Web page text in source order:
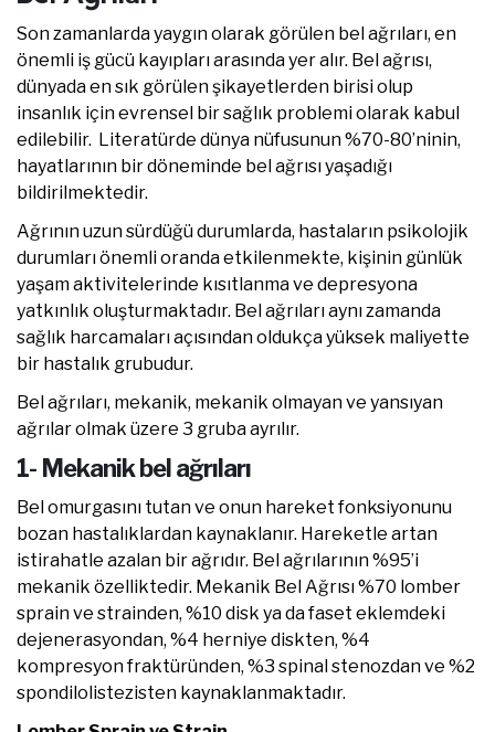
Son zamanlarda yaygın olarak görülen bel ağrıları, en
önemli iş gücü kayıpları arasında yer alır. Bel ağrısı,
dünyada en sık görülen şikayetlerden birisi olup
insanlık için evrensel bir sağlık problemi olarak kabul
edilebilir. Literatürde dünya nüfusunun %70-80’ninin,
hayatlarının bir döneminde bel ağrısı yaşadığı
bildirilmektedir.
Ağrının uzun sürdüğü durumlarda, hastaların psikolojik
durumları önemli oranda etkilenmekte, kişinin günlük
yaşam aktivitelerinde kısıtlanma ve depresyona
yatkınlık oluşturmaktadır. Bel ağrıları aynı zamanda
sağlık harcamaları açısından oldukça yüksek maliyette
bir hastalık grubudur.
Bel ağrıları, mekanik, mekanik olmayan ve yansıyan
ağrılar olmak üzere 3 gruba ayrılır.
1- Mekanik bel ağrıları
Bel omurgasını tutan ve onun hareket fonksiyonunu
bozan hastalıklardan kaynaklanır. Hareketle artan
istirahatle azalan bir ağrıdır. Bel ağrılarının %95’i
mekanik özelliktedir. Mekanik Bel Ağrısı %70 lomber
sprain ve strainden, %10 disk ya da faset eklemdeki
dejenerasyondan, %4 herniye diskten, %4
kompresyon fraktüründen, %3 spinal stenozdan ve %2
spondilolistezisten kaynaklanmaktadır.